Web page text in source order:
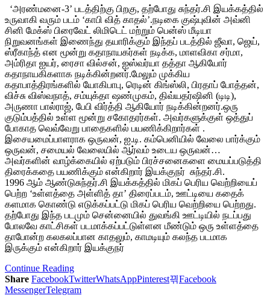
‘அரண்மனை-3’ படத்திற்கு பிறகு, தற்போது சுந்தர்.சி இயக்கத்தில்
உருவாகி வரும் படம் ‘காபி வித் காதல்’.நடிகை குஷ்புவின் அவ்னி
சினி மேக்ஸ் பிரைவேட் லிமிடெட் மற்றும் பென்ஸ் மீடியா
நிறுவனங்கள் இணைந்து தயாரிக்கும் இந்தப் படத்தில் ஜீவா, ஜெய்,
ஸ்ரீகாந்த் என மூன்று கதாநாயகர்கள் நடிக்க, மாளவிகா சர்மா,
அம்ரிதா ஐயர், ரைசா வில்சன், ஐஸ்வர்யா தத்தா ஆகியோர்
கதாநாயகிகளாக நடிக்கின்றனர்.மேலும் முக்கிய
கதாபாத்திரங்களில் யோகிபாபு, ரெடின் கிங்ஸ்லி, பிரதாப் போத்தன்,
விச்சு விஸ்வநாத், சம்யுக்தா ஷண்முகம், திவ்யதர்ஷினி (டிடி),
அருணா பால்ராஜ், பேபி விர்த்தி ஆகியோர் நடிக்கின்றனர்.ஒரு
குடும்பத்தில் உள்ள மூன்று சகோதரர்கள். அவர்களுக்குள் ஒத்துப்
போகாத வெவ்வேறு பாதைகளில் பயணிக்கிறார்கள் .
இசையமைப்பாளராக ஒருவன், ஐ.டி. கம்பெனியில் வேலை பார்க்கும்
ஒருவன், சமையல் வேலையில் ஆர்வம் உடைய ஒருவன்…
அவர்களின் வாழ்க்கையில் ஏற்படும் பிரச்சனைகளை மையப்படுத்தி
திரைக்கதை பயணிக்கும் என்கிறார் இயக்குநர் சுந்தர்.சி.
1996 ஆம் ஆண்டுசுந்தர்.சி இயக்கத்தில் மிகப் பெரிய வெற்றியைப்
பெற்ற ‘உள்ளத்தை அள்ளித் தா’ திரைப்படம், ஊட்டியை கதைக்
களமாக கொண்டு எடுக்கப்பட்டு மிகப் பெரிய வெற்றியை பெற்றது.
தற்போது இந்த படமும் சென்னையில் துவங்கி ஊட்டியில் நடப்பது
போலவே காட்சிகள் படமாக்கப்பட்டுள்ளன மீண்டும் ஒரு உள்ளத்தை
தாபோன்ற கலகலப்பான காதலும், காமடியும் கலந்த படமாக
இருக்கும் என்கிறார் இயக்குநர்
Continue Reading
Share FacebookTwitterWhatsAppPinterest
Facebook
MessengerTelegram